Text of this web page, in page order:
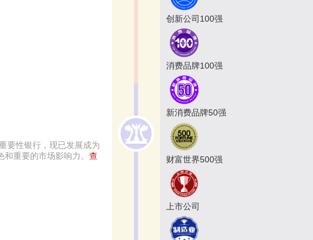
要性银行，现已发展成为
重要的市场影响力。 查
创新公司100强
消费品牌100强
新消费品牌50强
财富世界500强
上市公司